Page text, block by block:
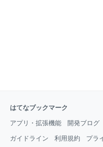
はてなブックマーク
アプリ・拡張機能 開発ブログ
ガイドライン 利用規約 プラ